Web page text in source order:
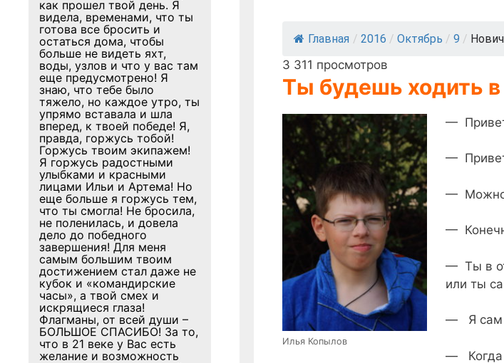
Главная / 2016 / Октябрь / 9 /
3 311 просмотров
Ты будешь ходить в
Илья Копылов
—
—
— Можно
—
— Ты в
или ты
— Я сам
— Когда
как прошел твой день. Я
видела, временами, что ты
готова все бросить и
остаться дома, чтобы
больше не видеть яхт,
воды, узлов и что у вас там
еще предусмотрено! Я
знаю, что тебе было
тяжело, но каждое утро, ты
упрямо вставала и шла
вперед, к твоей победе! Я,
правда, горжусь тобой!
Горжусь твоим экипажем!
Я горжусь радостными
улыбками и красными
лицами Ильи и Артема! Но
еще больше я горжусь тем,
что ты смогла! Не бросила,
не поленилась, и довела
дело до победного
завершения! Для меня
самым большим твоим
достижением стал даже не
кубок и «командирские
часы», а твой смех и
искрящиеся глаза!
Флагманы, от всей души –
БОЛЬШОЕ СПАСИБО! За то,
что в 21 веке у Вас есть
желание и возможность